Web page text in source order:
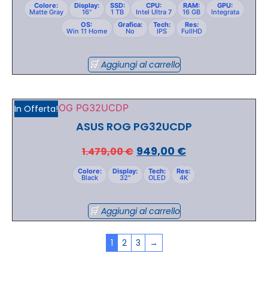
Colore:
Matte Gray
Display:
16"
SSD:
1 TB
CPU:
Intel Ultra 7
RAM:
16 GB
GPU:
Integrata
OS:
Win 11 Home
Grafica:
No
Tech:
IPS
Res:
FullHD
Aggiungi al carrello
In Offerta!
ASUS ROG PG32UCDP
1.479,00€ 949,00 €
Colore:
Black
Display:
32"
Tech:
OLED
Res:
4K
Aggiungi al carrello
1 2 3 →